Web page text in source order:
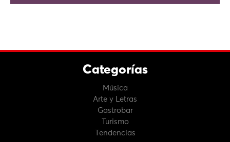
Categorías
Música
Arte y Letras
Gastrobar
Turismo
Tendencias